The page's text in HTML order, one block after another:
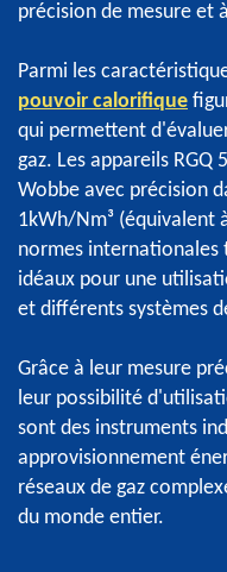
précision de mesure et
Parmi les
pouvoir calorifique
qui permettent
gaz. Les appareils RGQ
Wobbe avec précision
1kWh/Nm³ (équivalent
normes internationales
idéaux pour une
et différents systèmes
Grâce à leur mesure
leur possibilité
sont des instruments
approvisionnement
réseaux de gaz
du monde entier.